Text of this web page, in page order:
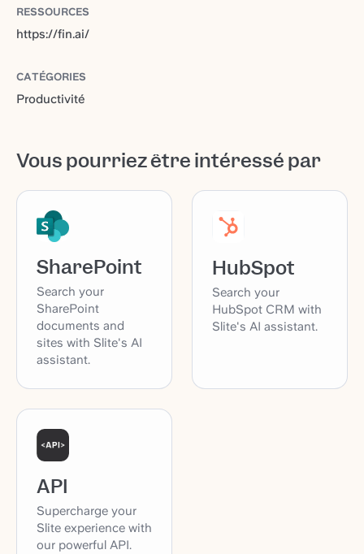
RESSOURCES
https://fin.ai/
CATÉGORIES
Productivité
Vous pourriez être intéressé par
SharePoint
Search your
SharePoint
documents and
sites with Slite's AI
assistant.
HubSpot
Search your
HubSpot CRM with
Slite's AI assistant.
API
Supercharge your
Slite experience with
our powerful API.